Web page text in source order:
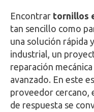
Encontrar tornillos
tan sencillo como
una solución rápida
industrial, un
reparación
avanzado. En este
proveedor cercano,
de respuesta se